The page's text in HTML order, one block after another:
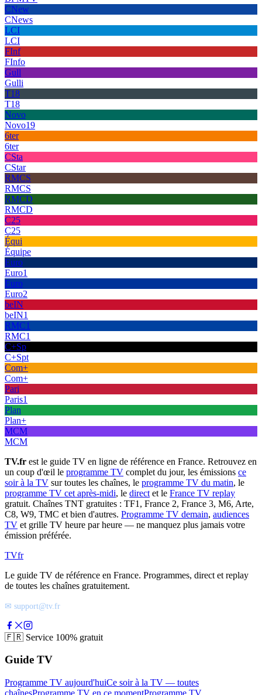
CNew
CNews
LCI
LCI
FInf
FInfo
Gull
Gulli
T18
T18
Novo
Novo19
6ter
6ter
CSta
CStar
RMCS
RMCS
RMCD
RMCD
C25
C25
Équi
Équipe
Euro
Euro1
Euro
Euro2
beIN
beIN1
RMC1
RMC1
C+Sp
C+Spt
Com+
Com+
Pari
Paris1
Plan
Plan+
MCM
MCM
TV.fr est le guide TV en ligne de référence en France. Retrouvez en
un coup d'œil le programme TV complet du jour, les émissions ce
soir à la TV sur toutes les chaînes, le programme TV du matin, le
programme TV cet après-midi, le direct et le France TV replay
gratuit. Chaînes TNT gratuites : TF1, France 2, France 3, M6, Arte,
C8, W9, TMC et bien d'autres. Programme TV demain, audiences
TV et grille TV heure par heure — ne manquez plus jamais votre
émission préférée.
TVfr
Le guide TV de référence en France. Programmes, direct et replay
de toutes les chaînes gratuitement.
✉ support@tv.fr
🇫🇷 Service 100% gratuit
Guide TV
Programme TV aujourd'huiCe soir à la TV — toutes
chaînesProgramme TV en ce momentProgramme TV